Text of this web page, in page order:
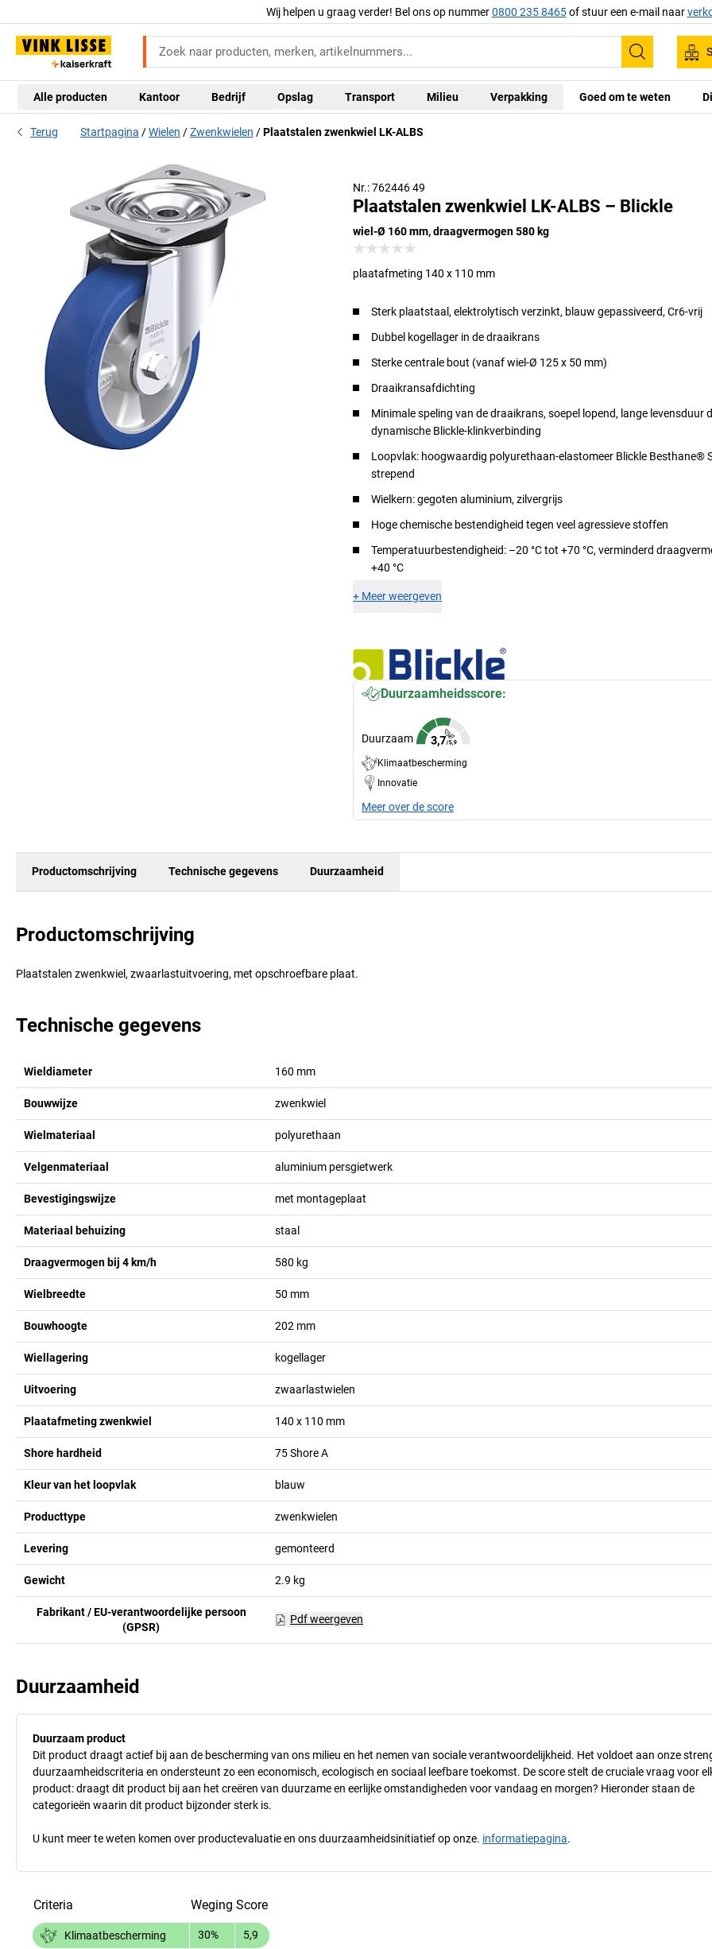
Wij helpen u graag verder! Bel ons op nummer0800 235 8465of stuur een e-mail naar
Zoeken
Alle producten Kantoor Bedrijf Opslag Transport Milieu Verpakking Goed om te weten
Terug Startpagina Wielen Zwenkwielen Plaatstalen zwenkwiel LK-ALBS
Nr.: 762446 49
Plaatstalen zwenkwiel LK-ALBS – Blickle
wiel-Ø 160 mm, draagvermogen 580 kg
plaatafmeting 140 x 110 mm
Sterk plaatstaal, elektrolytisch verzinkt, blauw gepassiveerd, Cr6-vrij
Dubbel kogellager in de draaikrans
Sterke centrale bout (vanaf wiel-Ø 125 x 50 mm)
Draaikransafdichting
Minimale speling van de draaikrans, soepel lopend, lange levensduur
dynamische Blickle-klinkverbinding
Loopvlak: hoogwaardig polyurethaan-elastomeer Blickle Besthane®
strepend
Wielkern: gegoten aluminium, zilvergrijs
Hoge chemische bestendigheid tegen veel agressieve stoffen
Temperatuurbestendigheid: –20 °C tot +70 °C, verminderd
+40 °C
+ Meer weergeven
Duurzaamheidsscore:
Duurzaam
Klimaatbescherming
Innovatie
Meer over de score
Productomschrijving Technische gegevens Duurzaamheid
Productomschrijving
Plaatstalen zwenkwiel, zwaarlastuitvoering, met opschroefbare plaat.
Technische gegevens
Wieldiameter 160 mm
Bouwwijze zwenkwiel
Wielmateriaal polyurethaan
Velgenmateriaal aluminium persgietwerk
Bevestigingswijze met montageplaat
Materiaal behuizing staal
Draagvermogen bij 4 km/h 580 kg
Wielbreedte 50 mm
Bouwhoogte 202 mm
Wiellagering kogellager
Uitvoering zwaarlastwielen
Plaatafmeting zwenkwiel 140 x 110 mm
Shore hardheid 75 Shore A
Kleur van het loopvlak blauw
Producttype zwenkwielen
Levering gemonteerd
Gewicht 2.9 kg
Fabrikant / EU-verantwoordelijke persoon
(GPSR)
Pdf weergeven
Duurzaamheid
Duurzaam product
Dit product draagt actief bij aan de bescherming van ons milieu en het nemen van sociale verantwoordelijkheid. Het voldoet aan onze
duurzaamheidscriteria en ondersteunt zo een economisch, ecologisch en sociaal leefbare toekomst. De score stelt de cruciale vraag voor
product: draagt dit product bij aan het creëren van duurzame en eerlijke omstandigheden voor vandaag en morgen? Hieronder staan de
categorieën waarin dit product bijzonder sterk is.
U kunt meer te weten komen over productevaluatie en ons duurzaamheidsinitiatief op onze. informatiepagina.
Criteria Weging Score
Klimaatbescherming 30% 5,9